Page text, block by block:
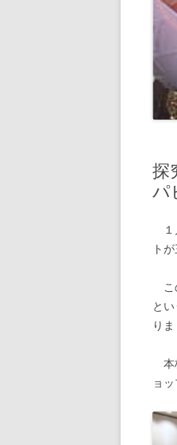
探
パ
１
ト
こ
と
りま
本
ョ